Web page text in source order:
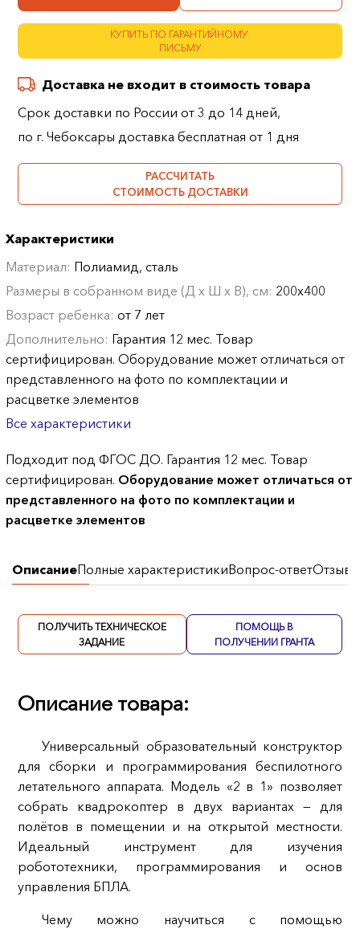
КУПИТЬ ПО ГАРАНТИЙНОМУ
ПИСЬМУ
Доставка не входит в стоимость товара
Срок доставки по России от 3 до 14 дней,
по г. Чебоксары доставка бесплатная от 1 дня
РАССЧИТАТЬ
СТОИМОСТЬ ДОСТАВКИ
Характеристики
Материал: Полиамид, сталь
Размеры в собранном виде (Д х Ш х В), см: 200х400
Возраст ребенка:от 7 лет
Дополнительно: Гарантия 12 мес. Товар
сертифицирован. Оборудование может отличаться от
представленного на фото по комплектации и
расцветке элементов
Все характеристики
Подходит под ФГОС ДО. Гарантия 12 мес. Товар
сертифицирован. Оборудование может отличаться от
представленного на фото по комплектации и
расцветке элементов
ОписаниеПолные характеристикиВопрос-ответОтзывы
ПОЛУЧИТЬ ТЕХНИЧЕСКОЕ
ЗАДАНИЕ
ПОМОЩЬ В
ПОЛУЧЕНИИ ГРАНТА
Описание товара:
Универсальный образовательный конструктор
для сборки и программирования беспилотного
летательного аппарата. Модель «2 в 1» позволяет
собрать квадрокоптер в двух вариантах — для
полётов в помещении и на открытой местности.
Идеальный инструмент для изучения
робототехники, программирования и основ
управления БПЛА.
Чему можно научиться с помощью